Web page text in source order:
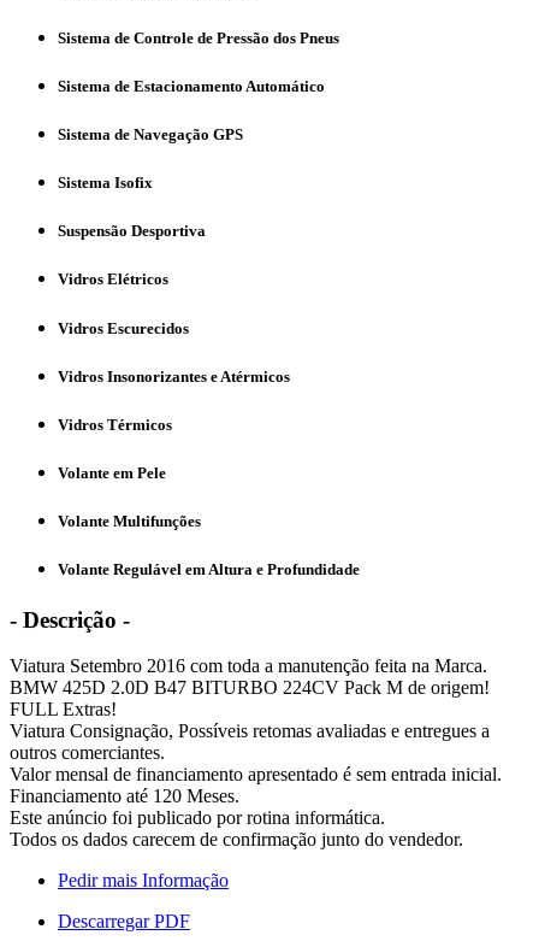
Sistema de Controle de Pressão dos Pneus
Sistema de Estacionamento Automático
Sistema de Navegação GPS
Sistema Isofix
Suspensão Desportiva
Vidros Elétricos
Vidros Escurecidos
Vidros Insonorizantes e Atérmicos
Vidros Térmicos
Volante em Pele
Volante Multifunções
Volante Regulável em Altura e Profundidade
- Descrição -
Viatura Setembro 2016 com toda a manutenção feita na Marca.
BMW 425D 2.0D B47 BITURBO 224CV Pack M de origem!
FULL Extras!
Viatura Consignação, Possíveis retomas avaliadas e entregues a
outros comerciantes.
Valor mensal de financiamento apresentado é sem entrada inicial.
Financiamento até 120 Meses.
Este anúncio foi publicado por rotina informática.
Todos os dados carecem de confirmação junto do vendedor.
Pedir mais Informação
Descarregar PDF